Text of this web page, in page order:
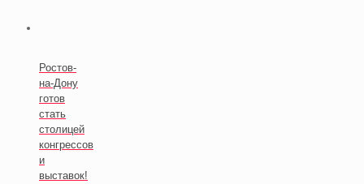
Ростов-
на-Дону
готов
стать
столицей
конгрессов
и
выставок!